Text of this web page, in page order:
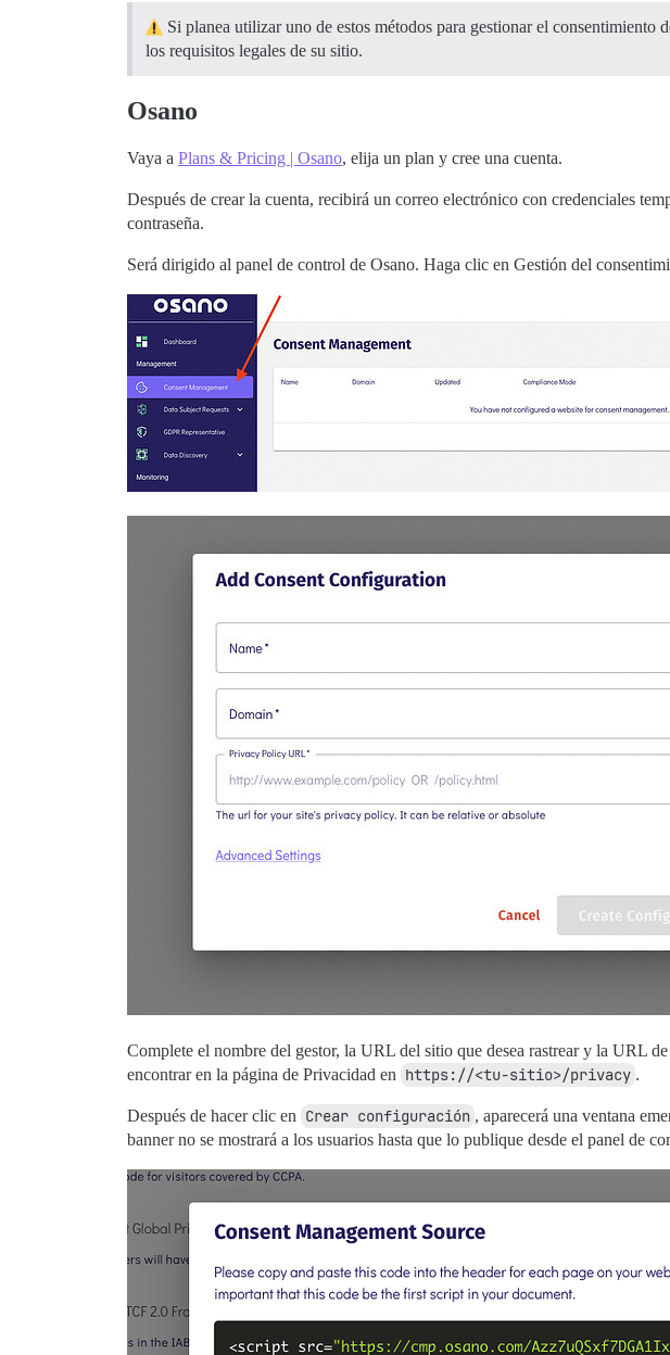
Si planea utilizar uno de estos métodos para gestionar el consentimiento
los requisitos legales de su sitio.
Osano
Vaya a Plans & Pricing | Osano, elija un plan y cree una cuenta.
Después de crear la cuenta, recibirá un correo electrónico con credenciales
contraseña.
Será dirigido al panel de control de Osano. Haga clic en Gestión del
Complete el nombre del gestor, la URL del sitio que desea rastrear y la URL
encontrar en la página de Privacidad en https://<tu-sitio>/privacy .
Después de hacer clic en Crear configuración , aparecerá una ventana
banner no se mostrará a los usuarios hasta que lo publique desde el panel de